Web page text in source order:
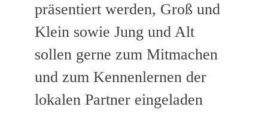
präsentiert werden, Groß und
Klein sowie Jung und Alt
sollen gerne zum Mitmachen
und zum Kennenlernen der
lokalen Partner eingeladen